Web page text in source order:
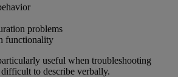
problems
functionality
useful when troubleshooting
to describe verbally.